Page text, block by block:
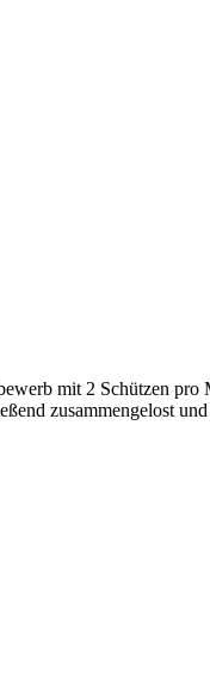
mit 2 Schützen
zusammengelost